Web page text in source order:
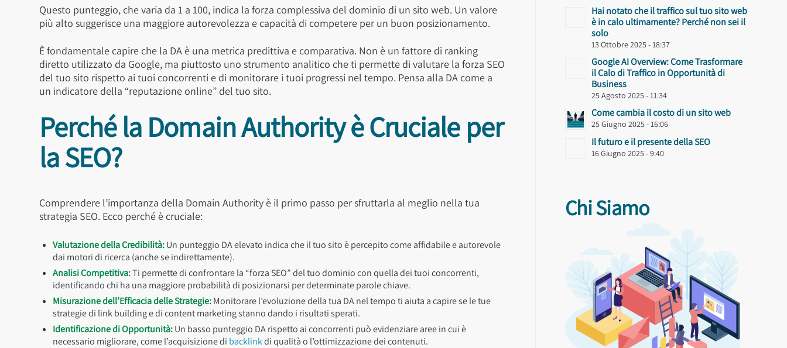
Questo punteggio, che varia da 1 a 100, indica la forza complessiva del dominio di un sito web. Un valore
più alto suggerisce una maggiore autorevolezza e capacità di competere per un buon posizionamento.
È fondamentale capire che la DA è una metrica predittiva ecomparativa. Non è un fattore di ranking
diretto utilizzato da Google, ma piuttosto uno strumento analitico che ti permette di valutare la forza SEO
del tuo sito rispetto ai tuoi concorrenti e di monitorare i tuoi progressi nel tempo. Pensa alla DA come a
un indicatore della “reputazione online” del tuo sito.
Perché la Domain Authority è Cruciale per
la SEO?
Comprendere l’importanza della Domain Authority è il primo passo per sfruttarla al meglio nella tua
strategia SEO. Ecco perché è cruciale:
Valutazione della Credibilità:Un punteggio DA elevato indica che il tuo sito è percepito come affidabile e autorevole
dai motori di ricerca (anche se indirettamente).
Analisi Competitiva:Ti permette di confrontare la “forza SEO” del tuo dominio con quella dei tuoi concorrenti,
identificando chi ha una maggiore probabilità di posizionarsi per determinate parole chiave.
Misurazione dell’Efficacia delle Strategie:Monitorare l’evoluzione della tua DA nel tempo ti aiuta a capire se le tue
strategie di link building e di content marketing stanno dando i risultati sperati.
Identificazione di Opportunità:Un basso punteggio DA rispetto ai concorrenti può evidenziare aree in cui è
necessario migliorare, come l’acquisizione di backlinkdi qualità o l’ottimizzazione dei contenuti.
Hai notato che il traffico sul tuo sito web
è in calo ultimamente? Perché non sei il
solo
13 Ottobre 2025 - 18:37
Google AI Overview: Come Trasformare
il Calo di Traffico in Opportunità di
Business
25 Agosto 2025 - 11:34
Come cambia il costo di un sito web
25 Giugno 2025 - 16:06
Il futuro e il presente della SEO
16 Giugno 2025 - 9:40
Chi Siamo